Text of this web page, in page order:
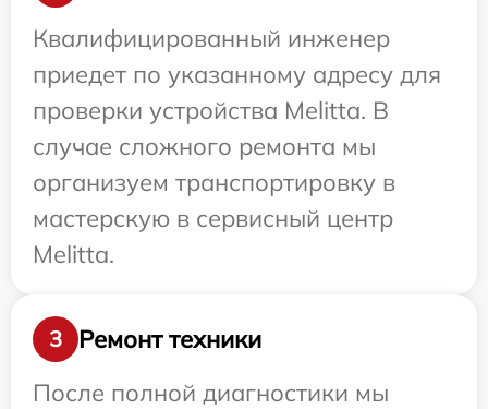
Квалифицированный инженер
приедет по указанному адресу для
проверки устройства Melitta. В
случае сложного ремонта мы
организуем транспортировку в
мастерскую в сервисный центр
Melitta.
3
Ремонт техники
После полной диагностики мы